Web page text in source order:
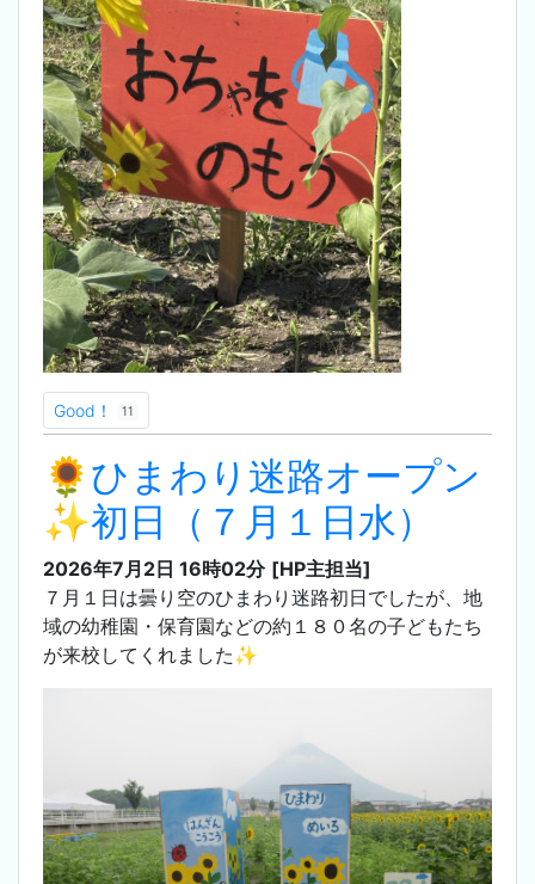
Good！ 11
🌻ひまわり迷路オープン
✨初日（７月１日水）
2026年7月2日 16時02分 [HP主担当]
７月１日は曇り空のひまわり迷路初日でしたが、地
域の幼稚園・保育園などの約１８０名の子どもたち
が来校してくれました✨